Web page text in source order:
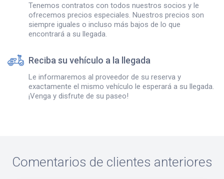
Tenemos contratos con todos nuestros socios y le
ofrecemos precios especiales. Nuestros precios son
siempre iguales o incluso más bajos de lo que
encontrará a su llegada.
Reciba su vehículo a la llegada
Le informaremos al proveedor de su reserva y
exactamente el mismo vehículo le esperará a su llegada.
¡Venga y disfrute de su paseo!
Comentarios de clientes anteriores